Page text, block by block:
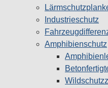
Industrieschutz
Amphibienschutz